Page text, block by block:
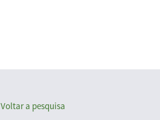
Voltar a pesquisa